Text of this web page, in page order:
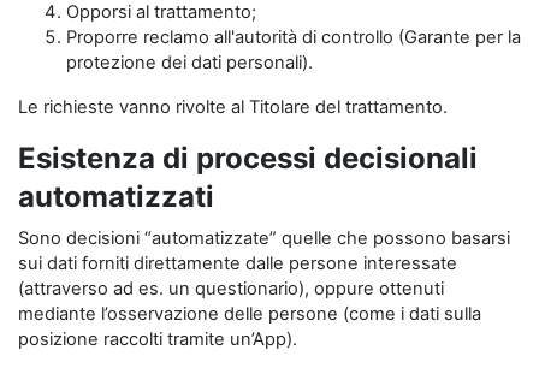
Opporsi al trattamento;
Proporre reclamo all'autorità di controllo (Garante per la
protezione dei dati personali).
Le richieste vanno rivolte al Titolare del trattamento.
Esistenza di processi decisionali
automatizzati
Sono decisioni “automatizzate” quelle che possono basarsi
sui dati forniti direttamente dalle persone interessate
(attraverso ad es. un questionario), oppure ottenuti
mediante l’osservazione delle persone (come i dati sulla
posizione raccolti tramite un’App).